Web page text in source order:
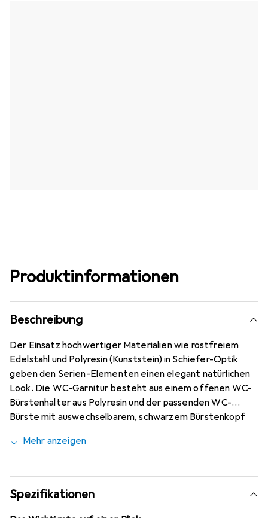
Produktinformationen
Beschreibung
Der Einsatz hochwertiger Materialien wie rostfreiem
Edelstahl und Polyresin (Kunststein) in Schiefer-Optik
geben den Serien-Elementen einen elegant natürlichen
Look. Die WC-Garnitur besteht aus einem offenen WC-
Bürstenhalter aus Polyresin und der passenden WC-
Bürste mit auswechselbarem, schwarzem Bürstenkopf
Halter steht die Bürste stets am gewünschten Platz
Mehr anzeigen
Spezifikationen